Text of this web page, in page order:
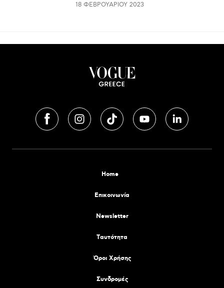
18 ΦΕΒΡΟΥΑΡΊΟΥ 2023
Home
Επικοινωνία
Newsletter
Tαυτότητα
Όροι Χρήσης
Συνδρομές